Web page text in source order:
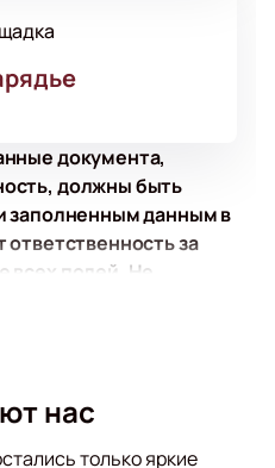
документа,
должны быть
заполненным данным в
за
всех полей. Не
с собой!
«Зарядье». Здание
акустикой.
нас
только яркие